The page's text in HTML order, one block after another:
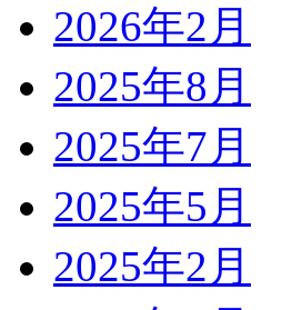
2026年2月
2025年8月
2025年7月
2025年5月
2025年2月